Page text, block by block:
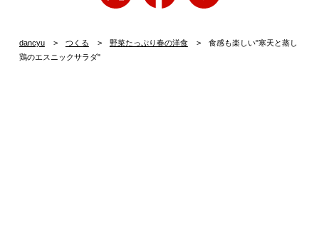
dancyu つくる 野菜たっぷり春の洋食
食感も楽しい"寒天と蒸し
鶏のエスニックサラダ"